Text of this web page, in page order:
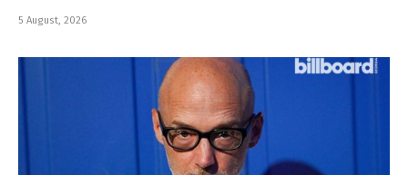
5 August, 2026